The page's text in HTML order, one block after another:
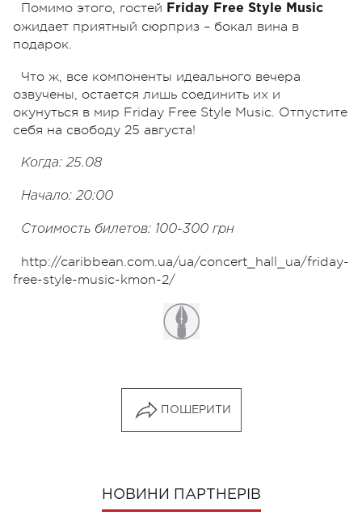
Помимо этого, гостей Friday Free Style Music
ожидает приятный сюрприз – бокал вина в
подарок.
Что ж, все компоненты идеального вечера
озвучены, остается лишь соединить их и
окунуться в мир Friday Free Style Music. Отпустите
себя на свободу 25 августа!
Когда: 25.08
Начало: 20:00
Стоимость билетов: 100-300 грн
http://caribbean.com.ua/ua/concert_hall_ua/friday-
free-style-music-kmon-2/
ПОШЕРИТИ
НОВИНИ ПАРТНЕРІВ